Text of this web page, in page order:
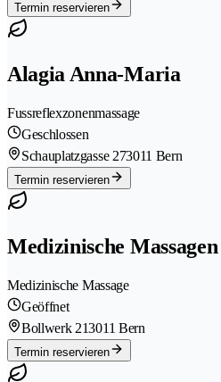
Termin reservieren
Alagia Anna-Maria
Fussreflexzonenmassage
Geschlossen
Schauplatzgasse 273011 Bern
Termin reservieren
Medizinische Massagen
Medizinische Massage
Geöffnet
Bollwerk 213011 Bern
Termin reservieren